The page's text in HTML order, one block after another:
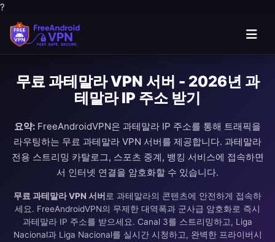
?
무료 과테말라 VPN 서버 - 2026년 과
테말라 IP 주소 받기
요약: FreeAndroidVPN은 과테말라 IP 주소를 통해 트래픽을
라우팅하는 무료 과테말라 VPN 서버를 제공합니다. 과테말라
전용 스트리밍 카탈로그, 스포츠 중계, 뱅킹 서비스에 접속하면
서 인터넷 연결을 암호화할 수 있습니다.
무료 과테말라 VPN 서버 로 과테말라의 콘텐츠에 안전하게 접속하
세요. FreeAndroidVPN의 무제한 대역폭과 군사급 암호화로 즉시
과테말라 IP 주소를 받으세요. Canal 3를 스트리밍하고, Liga
Nacional과 Liga Nacional를 실시간 시청하고, 완벽한 프라이버시